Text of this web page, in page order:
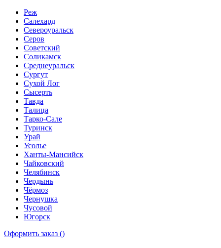
Реж
Салехард
Североуральск
Серов
Советский
Соликамск
Среднеуральск
Сургут
Сухой Лог
Сысерть
Тавда
Талица
Тарко-Сале
Туринск
Урай
Усолье
Ханты-Мансийск
Чайковский
Челябинск
Чердынь
Чёрмоз
Чернушка
Чусовой
Югорск
Оформить заказ ()